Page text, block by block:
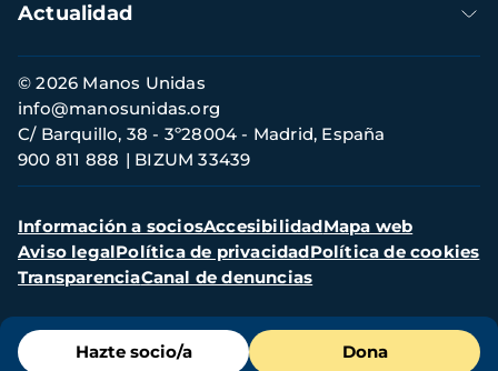
Menú
de
Hazte socio/a Dona
Actualidad
Información
de
contacto
© 2026 Manos Unidas
C/ Barquillo, 38 - 3º28004 - Madrid, España
900 811 888
BIZUM 33439
info@manosunidas.org
Menú
secundario
Información a sociosAccesibilidadMapa web
Aviso legalPolítica de privacidadPolítica de cookies
TransparenciaCanal de denuncias